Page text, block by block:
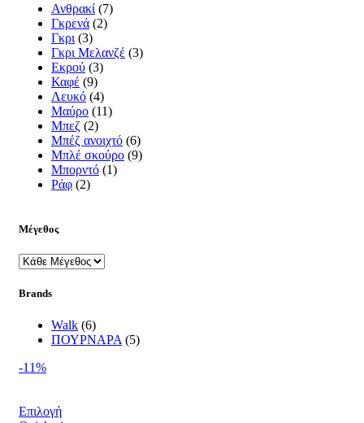
Ανθρακί (7)
Γκρενά (2)
Γκρι (3)
Γκρι Μελανζέ (3)
Εκρού (3)
Καφέ (9)
Λευκό (4)
Μαύρο (11)
Μπεζ (2)
Μπέζ ανοιχτό (6)
Μπλέ σκούρο (9)
Μπορντό (1)
Ράφ (2)
Μέγεθος
Brands
Walk (6)
ΠΟΥΡΝΑΡΑ (5)
-11%
Επιλογή